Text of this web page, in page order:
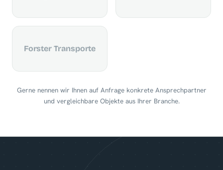
Forster Transporte
Gerne nennen wir Ihnen auf Anfrage konkrete Ansprechpartner
und vergleichbare Objekte aus Ihrer Branche.